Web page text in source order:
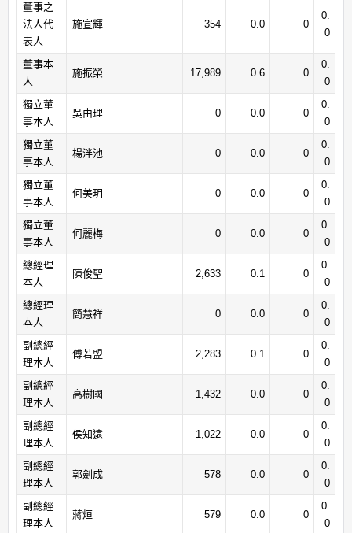
董事之
法人代
表人
施宣輝 354 0.0 0
0.
0
董事本
人
施振榮 17,989 0.6 0
0.
0
獨立董
事本人
吳由理 0 0.0 0
0.
0
獨立董
事本人
楊泮池 0 0.0 0
0.
0
獨立董
事本人
何美玥 0 0.0 0
0.
0
獨立董
事本人
何麗梅 0 0.0 0
0.
0
總經理
本人
陳俊聖 2,633 0.1 0
0.
0
總經理
本人
簡慧祥 0 0.0 0
0.
0
副總經
理本人
傅若盟 2,283 0.1 0
0.
0
副總經
理本人
高樹國 1,432 0.0 0
0.
0
副總經
理本人
侯知遠 1,022 0.0 0
0.
0
副總經
理本人
郭劍成 578 0.0 0
0.
0
副總經
理本人
蔣烜 579 0.0 0
0.
0